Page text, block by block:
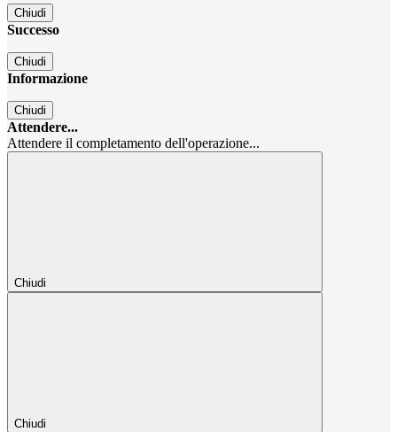
Chiudi
Successo
Chiudi
Informazione
Chiudi
Attendere...
Attendere il completamento dell'operazione...
Chiudi
Chiudi